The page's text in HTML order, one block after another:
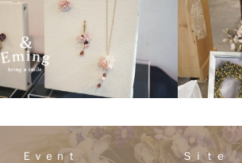
Ｅｖｅｎｔ Ｓｉｔｅ